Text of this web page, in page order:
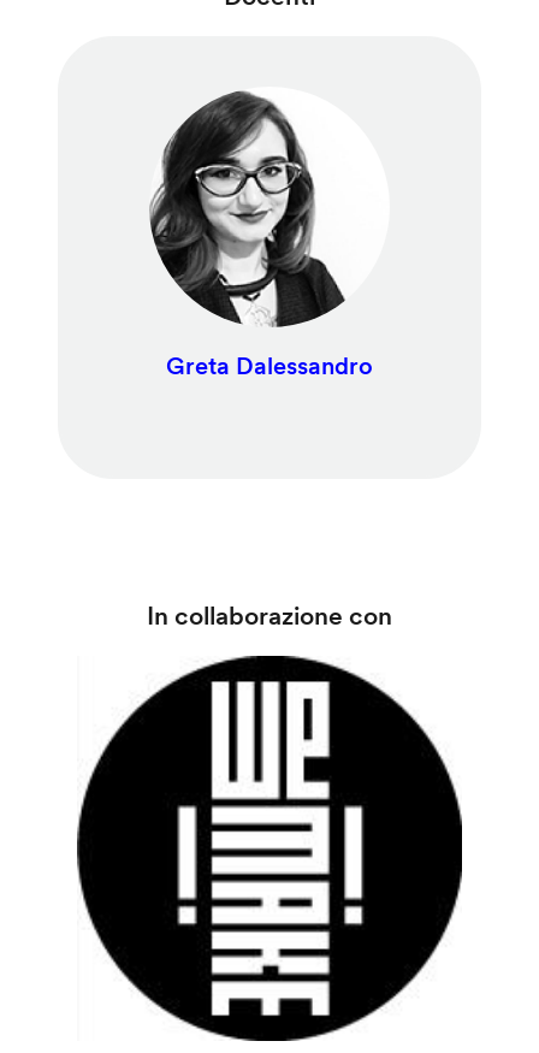
Greta Dalessandro
In collaborazione con